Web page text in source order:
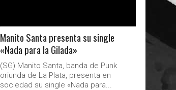
Manito Santa presenta su single
«Nada para la Gilada»
(SG) Manito Santa, banda de Punk
oriunda de La Plata, presenta en
sociedad su single «Nada para...